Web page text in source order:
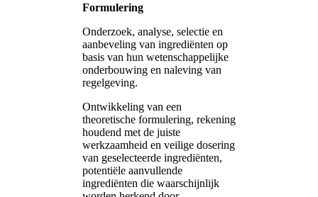
Formulering
Onderzoek, analyse, selectie en
aanbeveling van ingrediënten op
basis van hun wetenschappelijke
onderbouwing en naleving van
regelgeving.
Ontwikkeling van een
theoretische formulering, rekening
houdend met de juiste
werkzaamheid en veilige dosering
van geselecteerde ingrediënten,
potentiële aanvullende
ingrediënten die waarschijnlijk